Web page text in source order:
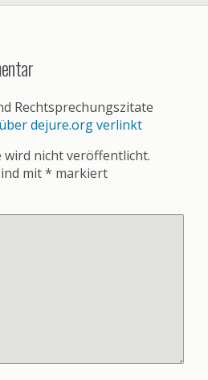
Rechtsprechungszitate
über dejure.org verlinkt
wird nicht veröffentlicht.
mit* markiert